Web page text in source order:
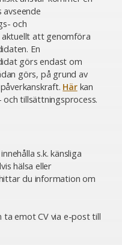
och
att genomföra
En
görs endast om
görs, på grund av
Härkan
tillsättningsprocess.
s.k. känsliga
hälsa eller
du information om
ta emot CV via e-post till